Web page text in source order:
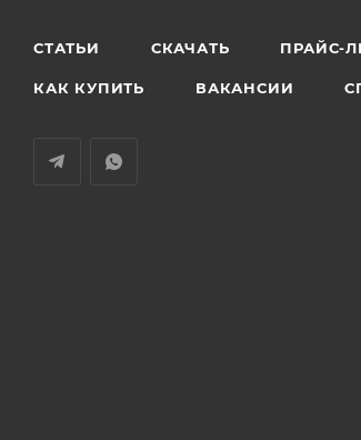
СТАТЬИ СКАЧАТЬ ПРАЙС-
КАК КУПИТЬ ВАКАНСИИ